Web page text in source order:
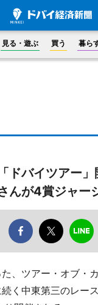
見る・遊ぶ 買う 暮ら
ドバイツアー
んが4賞ジャー
、ツアー・オブ・
く中東第三のレー